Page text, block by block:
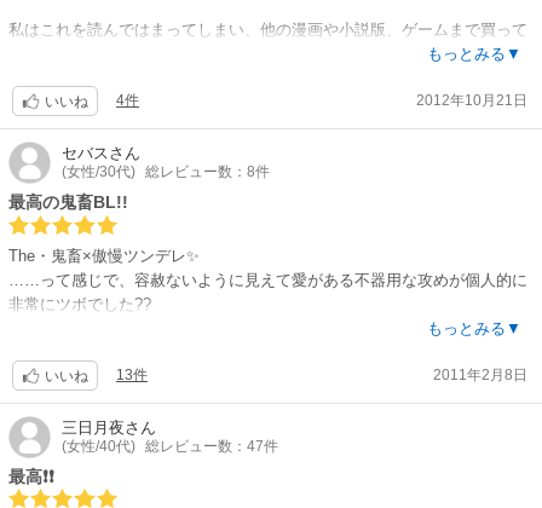
なにせ、ゲームでの約五時間のプレイ時間を一冊にまとめていますからね
原作をやっている私個人では、面白かったです(*^^*)
御堂さんのツンデレはたまらないですね。
眼鏡克哉さんのドSも最高です！
私的に星5つです(*´∀｀*)
私はこれを読んではまってしまい、他の漫画や小説版、ゲームまで買って
省略されている部分がある為、ゲームを既にプレイされた方にはちょっと
物足りない&ゲーム未プレイの方には「( ・◇・)？」な部分があるかも知
れませんが、これが初めてだった私でも十分楽しめたので大丈夫かと^^
ハッピーエンドで後味いいですし、キャラも魅力的なのでオススメです♪
是非読んでみて下さい(*^O^*)
もっとみる▼
いいね 4件 2012年10月21日
セバス さん
(女性/30代) 総レビュー数：8件
最高の鬼畜BL!!
The・鬼畜×傲慢ツンデレ✨
……って感じで、容赦ないように見えて愛がある不器用な攻めが個人的に
非常にツボでした??
ゲームは未プレイですが、フツーに一つの作品として楽しめました。早す
ぎず遅すぎず、そこらのオリジナル漫画より良い展開具合だと思います。
一話ずつ購入し、結局全部一気に読みました。
パック買いすれば良かったと後悔??
もっとみる▼
いいね 13件 2011年2月8日
三日月夜さん
(女性/40代) 総レビュー数：47件
最高❗❗